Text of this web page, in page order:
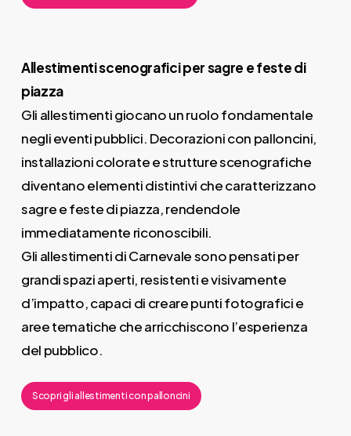
Allestimenti scenografici per sagre e feste di
piazza
Gli allestimenti giocano un ruolo fondamentale
negli eventi pubblici. Decorazioni con palloncini,
installazioni colorate e strutture scenografiche
diventano elementi distintivi che caratterizzano
sagre e feste di piazza, rendendole
immediatamente riconoscibili.
Gli allestimenti di Carnevale sono pensati per
grandi spazi aperti, resistenti e visivamente
d’impatto, capaci di creare punti fotografici e
aree tematiche che arricchiscono l’esperienza
del pubblico.
Scopri gli allestimenti con palloncini